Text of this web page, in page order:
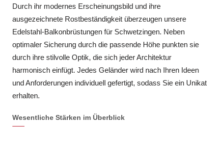
Durch ihr modernes Erscheinungsbild und ihre
ausgezeichnete Rostbeständigkeit überzeugen unsere
Edelstahl-Balkonbrüstungen für Schwetzingen. Neben
optimaler Sicherung durch die passende Höhe punkten sie
durch ihre stilvolle Optik, die sich jeder Architektur
harmonisch einfügt. Jedes Geländer wird nach Ihren Ideen
und Anforderungen individuell gefertigt, sodass Sie ein Unikat
erhalten.
Wesentliche Stärken im Überblick